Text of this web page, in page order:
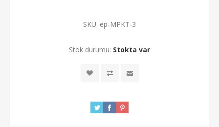
SKU: ep-MPKT-3
Stok durumu: Stokta var